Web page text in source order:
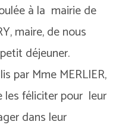
à la mairie de
maire, de nous
déjeuner.
par Mme MERLIER,
les féliciter pour leur
dans leur